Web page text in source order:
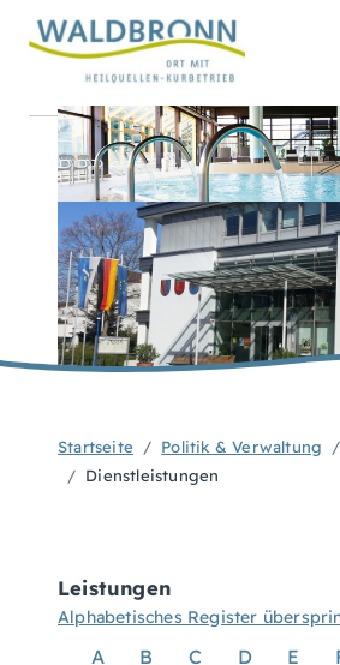
Startseite Politik & Verwaltung
Dienstleistungen
Leistungen
Alphabetisches Register
A B C D E